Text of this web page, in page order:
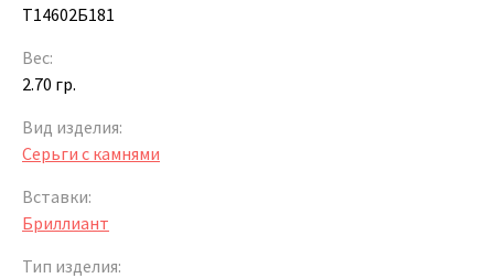
Т14602Б181
Вес:
2.70 гр.
Вид изделия:
Серьги с камнями
Вставки:
Бриллиант
Тип изделия: